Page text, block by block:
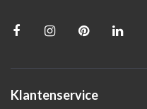
Klantenservice